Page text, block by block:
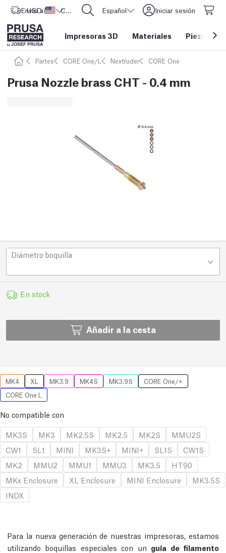
Envío a Estados Unidos
USD ($) CORE One L: ¡Ya disponible! Español Iniciar sesión
Impresoras 3D Materiales Piezas y
Partes CORE One/L Nextruder CORE One
Prusa Nozzle brass CHT - 0.4 mm
Diámetro boquilla
En stock
Añadir a la cesta
MK4 XL MK3.9 MK4S MK3.9S
CORE One/+
CORE One L
No compatible con
MK3S
MK3 MK2.5S MK2.5 MK2S
MMU2S
CW1
SL1 MINI MK3S+ MINI+ SL1S
CW1S
MK2
MMU2 MMU1 MMU3 MK3.5
HT90
MKx Enclosure
XL Enclosure MINI Enclosure
MK3.5S
INDX
Para la nueva generación de nuestras impresoras, estamos
utilizando boquillas especiales con un guía de filamento